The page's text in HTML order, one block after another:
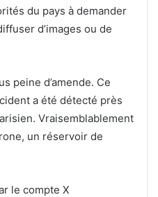
du pays à demander
d’images ou de
peine d’amende. Ce
a été détecté près
Vraisemblablement
un réservoir de
le compte X